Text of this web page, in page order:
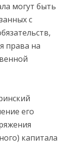
могут быть
с
права на
его
капитала